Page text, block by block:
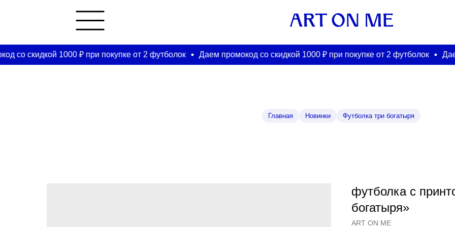
скидкой 1000 ₽ при покупке от 2 футболок Даем промокод со скидкой 1000 ₽ при покупке от 2 футболок Даем
Главная Новинки Футболка три богатыря
футболка с
богатыря»
ART ON ME